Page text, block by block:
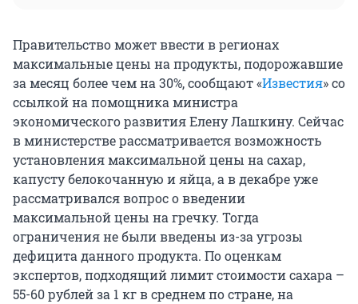
Правительство может ввести в регионах
максимальные цены на продукты, подорожавшие
за месяц более чем на 30%, сообщают «Известия» со
ссылкой на помощника министра
экономического развития Елену Лашкину. Сейчас
в министерстве рассматривается возможность
установления максимальной цены на сахар,
капусту белокочанную и яйца, а в декабре уже
рассматривался вопрос о введении
максимальной цены на гречку. Тогда
ограничения не были введены из-за угрозы
дефицита данного продукта. По оценкам
экспертов, подходящий лимит стоимости сахара –
55-60 рублей за 1 кг в среднем по стране, на